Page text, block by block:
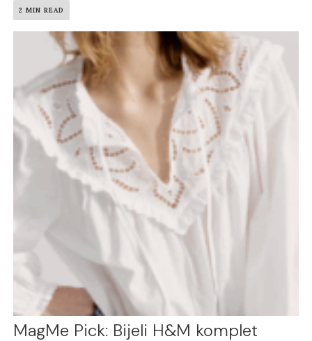
2 MIN READ
MagMe Pick: Bijeli H&M komplet